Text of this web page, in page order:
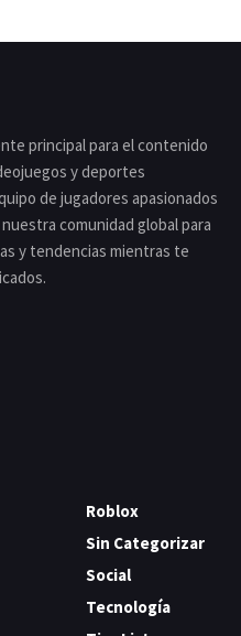
principal para el contenido
y deportes
de jugadores apasionados
comunidad global para
y tendencias mientras te
Roblox
Sin Categorizar
Social
Tecnología